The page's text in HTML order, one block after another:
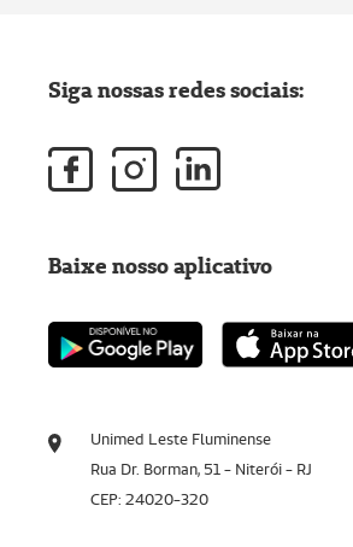
Unimed Leste Fluminense
Rua Dr. Borman, 51 - Niterói - RJ
CEP: 24020-320
Siga nossas redes sociais:
Baixe nosso aplicativo